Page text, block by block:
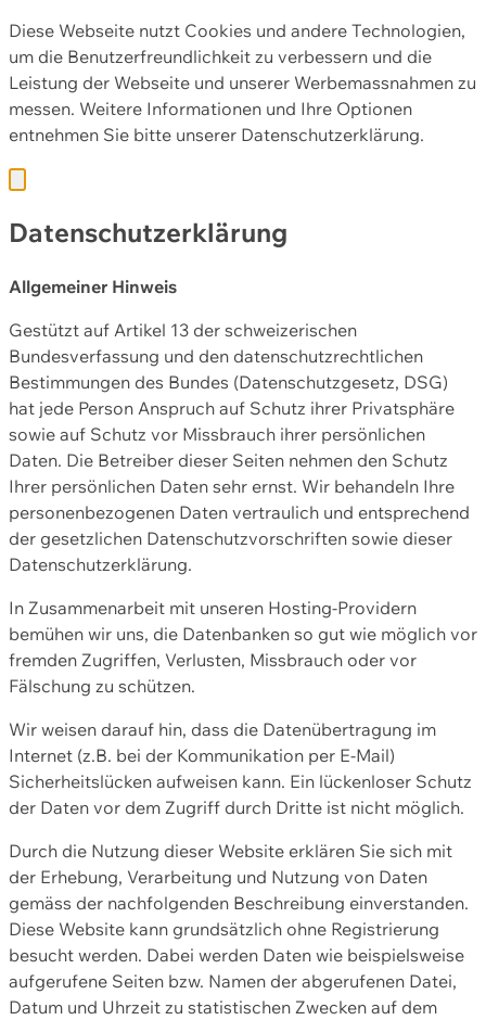
Diese Webseite nutzt Cookies und andere Technologien,
um die Benutzerfreundlichkeit zu verbessern und die
Leistung der Webseite und unserer Werbemassnahmen zu
messen. Weitere Informationen und Ihre Optionen
entnehmen Sie bitte unserer Datenschutzerklärung.
Datenschutzerklärung
Allgemeiner Hinweis
Gestützt auf Artikel 13 der schweizerischen
Bundesverfassung und den datenschutzrechtlichen
Bestimmungen des Bundes (Datenschutzgesetz, DSG)
hat jede Person Anspruch auf Schutz ihrer Privatsphäre
sowie auf Schutz vor Missbrauch ihrer persönlichen
Daten. Die Betreiber dieser Seiten nehmen den Schutz
Ihrer persönlichen Daten sehr ernst. Wir behandeln Ihre
personenbezogenen Daten vertraulich und entsprechend
der gesetzlichen Datenschutzvorschriften sowie dieser
Datenschutzerklärung.
In Zusammenarbeit mit unseren Hosting-Providern
bemühen wir uns, die Datenbanken so gut wie möglich vor
fremden Zugriffen, Verlusten, Missbrauch oder vor
Fälschung zu schützen.
Wir weisen darauf hin, dass die Datenübertragung im
Internet (z.B. bei der Kommunikation per E-Mail)
Sicherheitslücken aufweisen kann. Ein lückenloser Schutz
der Daten vor dem Zugriff durch Dritte ist nicht möglich.
Durch die Nutzung dieser Website erklären Sie sich mit
der Erhebung, Verarbeitung und Nutzung von Daten
gemäss der nachfolgenden Beschreibung einverstanden.
Diese Website kann grundsätzlich ohne Registrierung
besucht werden. Dabei werden Daten wie beispielsweise
aufgerufene Seiten bzw. Namen der abgerufenen Datei,
Datum und Uhrzeit zu statistischen Zwecken auf dem